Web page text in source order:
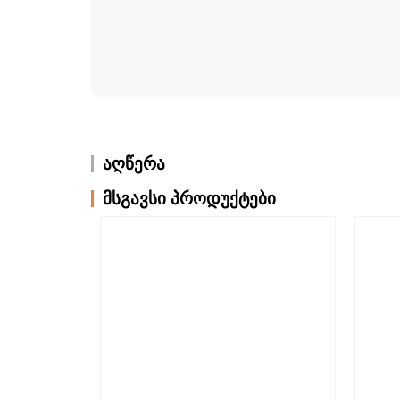
აღწერა
მსგავსი პროდუქტები